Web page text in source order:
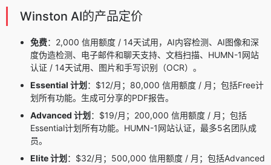
Winston AI的产品定价
免费：2,000 信用额度 / 14天试用，AI内容检测、AI图像和深
度伪造检测、电子邮件和聊天支持、文档扫描、HUMN-1网站
认证 / 14天试用、图片和手写识别（OCR）。
Essential 计划 ：$12/月；80,000 信用额度 / 月；包括Free计
划所有功能。生成可分享的PDF报告。
Advanced 计划 ：$19/月；200,000 信用额度 / 月；包括
Essential计划所有功能。HUMN-1网站认证，最多5名团队成
员。
Elite 计划 ：$32/月；500,000 信用额度 / 月；包括Advanced